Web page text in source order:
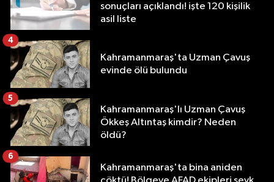
sonuçları açıklandı! işte 120 kişilik
asil liste
Kahramanmaraş'ta Uzman Çavuş
evinde ölü bulundu
4
Kahramanmaraş'lı Uzman Çavuş
Ökkeş Altıntaş kimdir? Neden
öldü?
5
Kahramanmaraş'ta bina aniden
6